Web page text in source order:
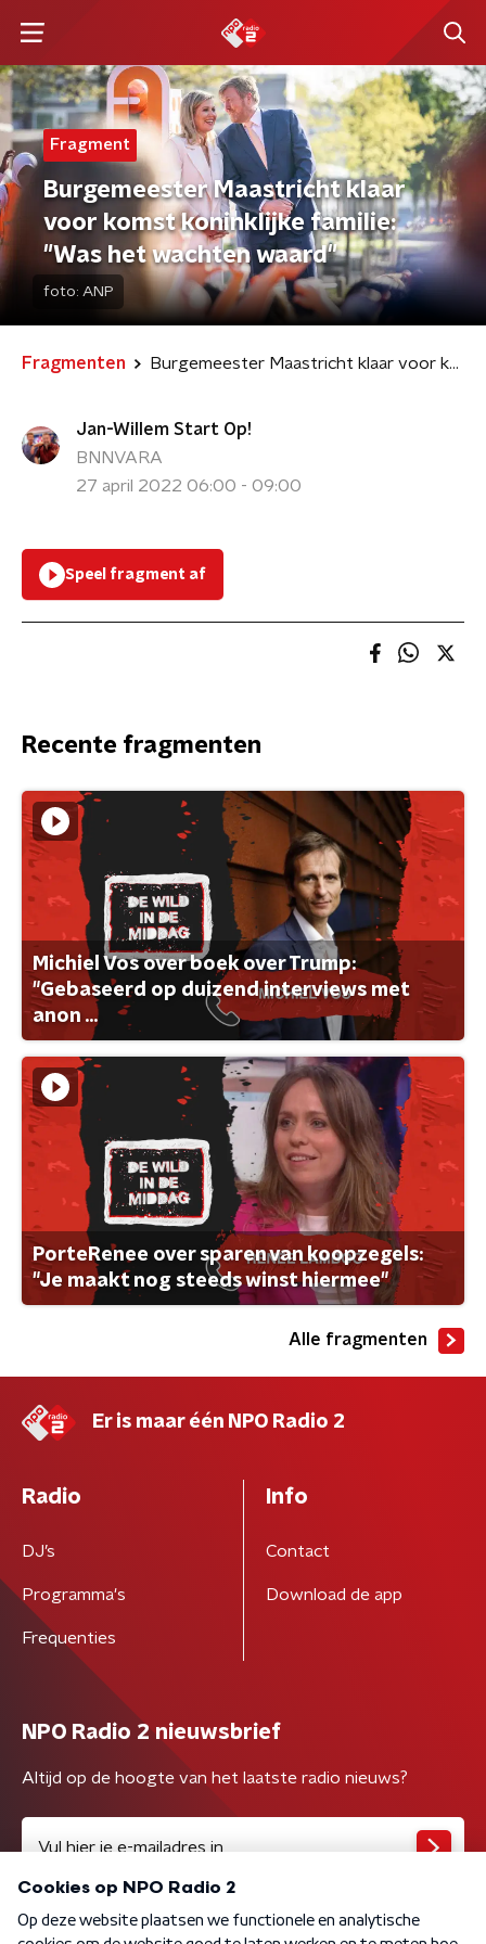
Fragment
Burgemeester Maastricht klaar
voor komst koninklijke familie:
"Was het wachten waard"
foto: ANP
Fragmenten Burgemeester Maastricht klaar voor komst koninklijke familie: "Was het wachten waard"
Jan-Willem Start Op!
BNNVARA
27 april 2022 06:00 - 09:00
Speel fragment af
Recente fragmenten
Michiel Vos over boek over Trump:
"Gebaseerd op duizend interviews met
anon ...
PorteRenee over sparen van koopzegels:
"Je maakt nog steeds winst hiermee"
Alle fragmenten
Er is maar één NPO Radio 2
Radio
DJ’s
Programma's
Frequenties
Info
Contact
Download de app
NPO Radio 2 nieuwsbrief
Altijd op de hoogte van het laatste radio nieuws?